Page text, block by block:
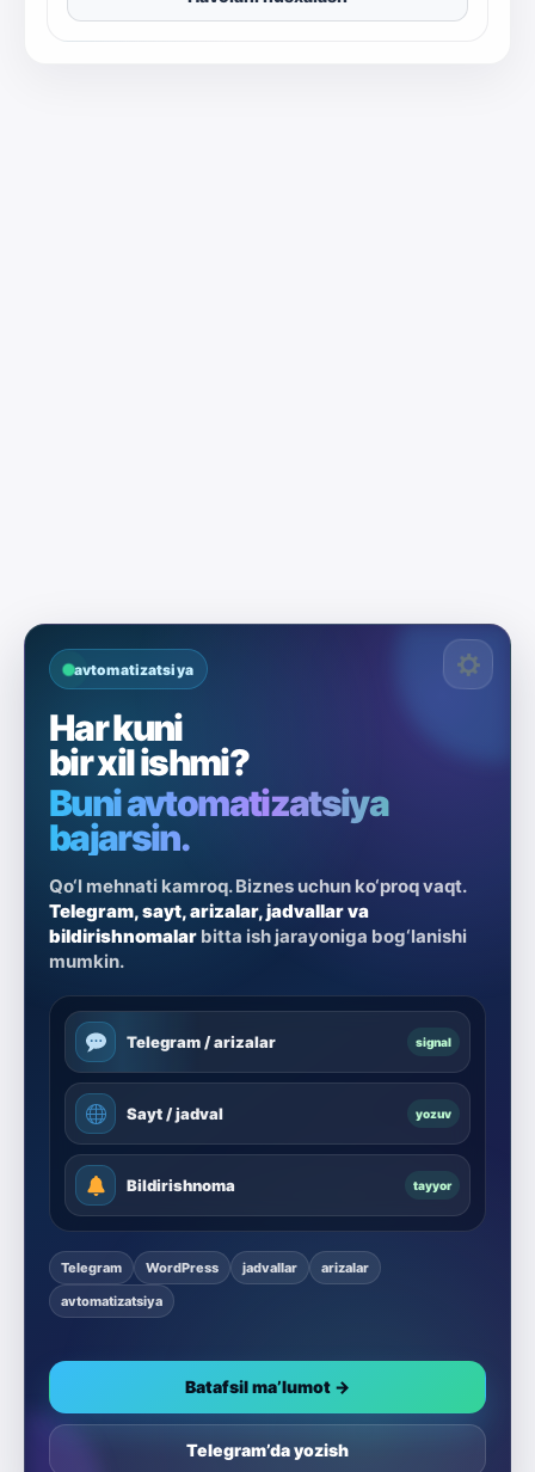
avtomatizatsiya
Har kuni
bir xil ishmi?
Buni avtomatizatsiya
bajarsin.
Qo‘l mehnati kamroq. Biznes uchun ko‘proq vaqt.
Telegram, sayt, arizalar, jadvallar va
bildirishnomalar bitta ish jarayoniga bog‘lanishi
mumkin.
Telegram / arizalar signal
Sayt / jadval yozuv
Bildirishnoma tayyor
Telegram WordPress jadvallar
arizalar
avtomatizatsiya
Batafsil ma’lumot →
Telegram’da yozish